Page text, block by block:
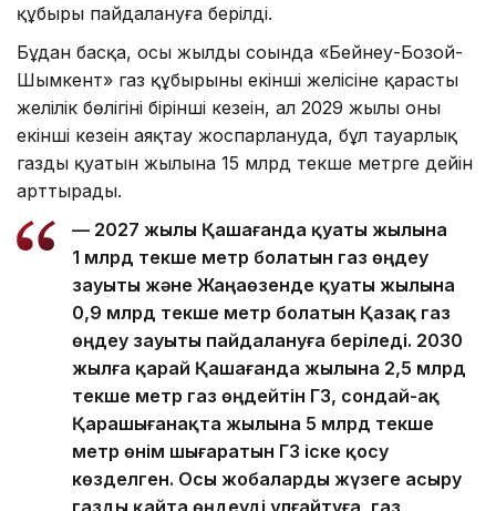
құбыры пайдалануға берілді.
Бұдан басқа, осы жылдың соңында «Бейнеу-Бозой-
Шымкент» газ құбырының екінші желісіне қарасты
желілік бөлігінің бірінші кезеңін, ал 2029 жылы оның
екінші кезеңін аяқтау жоспарлануда, бұл тауарлық
газдың қуатын жылына 15 млрд текше метрге дейін
арттырады.
— 2027 жылы Қашағанда қуаты жылына
1 млрд текше метр болатын газ өңдеу
зауыты және Жаңаөзенде қуаты жылына
0,9 млрд текше метр болатын Қазақ газ
өңдеу зауыты пайдалануға беріледі. 2030
жылға қарай Қашағанда жылына 2,5 млрд
текше метр газ өңдейтін ГӨЗ, сондай-ақ
Қарашығанақта жылына 5 млрд текше
метр өнім шығаратын ГӨЗ іске қосу
көзделген. Осы жобаларды жүзеге асыру
газды қайта өңдеуді ұлғайтуға, газ